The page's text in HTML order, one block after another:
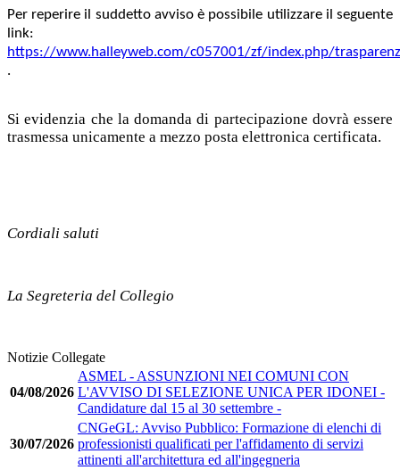
Per reperire il suddetto avviso è possibile utilizzare il seguente
link:
https://www.halleyweb.com/c057001/zf/index.php/
.
Si evidenzia che la domanda di partecipazione dovrà essere
trasmessa unicamente a mezzo posta elettronica certificata.
Cordiali saluti
La Segreteria del Collegio
Notizie Collegate
04/08/2026
ASMEL - ASSUNZIONI NEI COMUNI CON
L'AVVISO DI SELEZIONE UNICA PER IDONEI -
Candidature dal 15 al 30 settembre -
30/07/2026
CNGeGL: Avviso Pubblico: Formazione di elenchi di
professionisti qualificati per l'affidamento di servizi
attinenti all'architettura ed all'ingegneria